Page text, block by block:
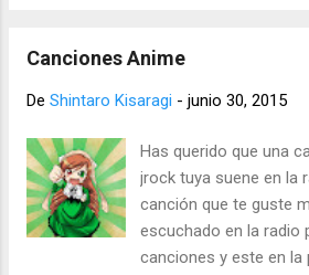
quieres personalizado
por la vía web ahora
para dispositivos
que lo puedas
https://
9703?mt=8 Android:
https://
Canciones Anime
De Shintaro Kisaragi - junio 30, 2015
Has querido que una
jrock tuya suene en la
canción que te guste
escuchado en la radio
canciones y este en la